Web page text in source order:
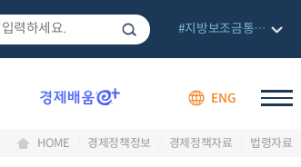
ENG
#지방보조금통합관리망
HOME 경제정책정보 경제정책자료 법령자료